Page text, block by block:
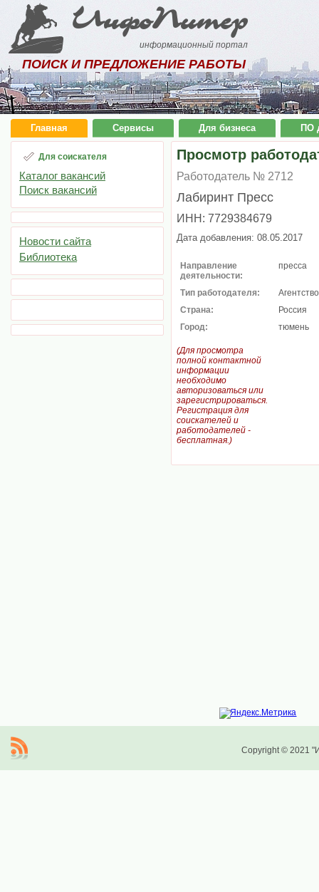
ИнфоПитер
информационный портал
ПОИСК И ПРЕДЛОЖЕНИЕ РАБОТЫ
Главная Сервисы Для бизнеса ПО
Для соискателя
Каталог вакансий
Поиск вакансий
Новости сайта
Библиотека
Просмотр
Работодатель № 2712
Лабиринт Пресс
ИНН: 7729384679
Дата добавления: 08.05.2017
Направление
деятельности:
пресса
Тип работодателя:
Агентство
Страна:
Россия
Город:
тюмень
(Для просмотра
полной контактной
информации
необходимо
авторизоваться или
зарегистрироваться.
Регистрация для
соискателей и
работодателей -
бесплатная.)
Copyright © 2021